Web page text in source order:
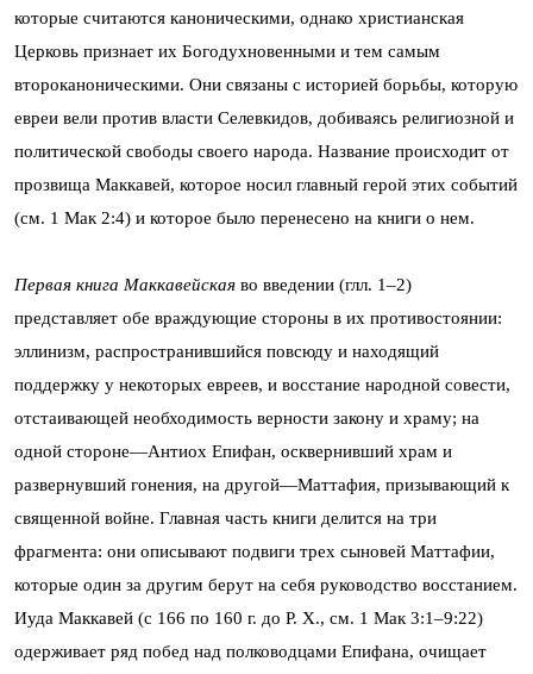
которые считаются каноническими, однако христианская
Церковь признает их Богодухновенными и тем самым
второканоническими. Они связаны с историей борьбы, которую
евреи вели против власти Селевкидов, добиваясь религиозной и
политической свободы своего народа. Название происходит от
прозвища Маккавей, которое носил главный герой этих событий
(см. 1 Мак 2:4) и которое было перенесено на книги о нем.
Первая книга Маккавейская во введении (глл. 1–2)
представляет обе враждующие стороны в их противостоянии:
эллинизм, распространившийся повсюду и находящий
поддержку у некоторых евреев, и восстание народной совести,
отстаивающей необходимость верности закону и храму; на
одной стороне—Антиох Епифан, осквернивший храм и
развернувший гонения, на другой—Маттафия, призывающий к
священной войне. Главная часть книги делится на три
фрагмента: они описывают подвиги трех сыновей Маттафии,
которые один за другим берут на себя руководство восстанием.
Иуда Маккавей (с 166 по 160 г. до Р. Х., см. 1 Мак 3:1–9:22)
одерживает ряд побед над полководцами Епифана, очищает